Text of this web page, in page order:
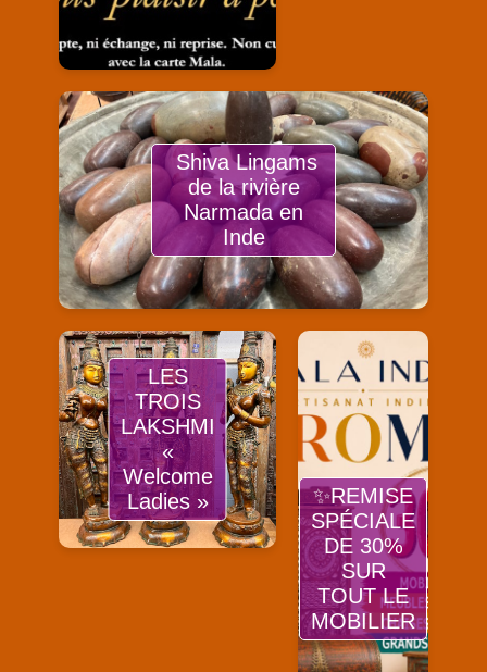
Shiva Lingams
de la rivière
Narmada en
Inde
LES
TROIS
LAKSHMI
«
Welcome
Ladies »
✨REMISE
SPÉCIALE
DE 30%
SUR
TOUT LE
MOBILIER